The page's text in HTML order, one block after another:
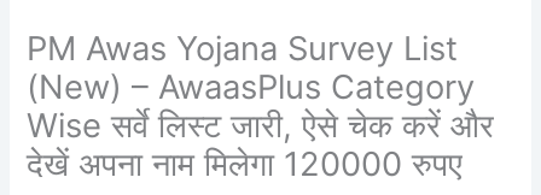
PM Awas Yojana Survey List
(New) – AwaasPlus Category
Wise सर्वे लिस्ट जारी, ऐसे चेक करें और
देखें अपना नाम मिलेगा 120000 रुपए